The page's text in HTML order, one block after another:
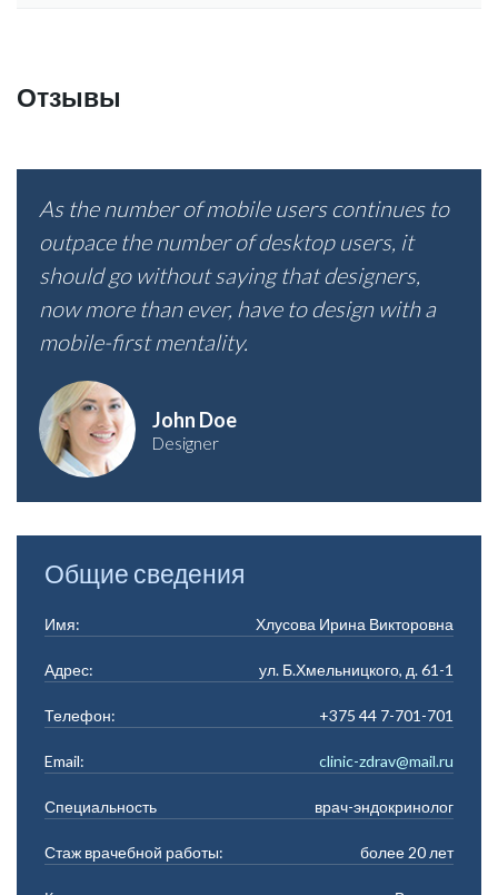
Отзывы
As the number of mobile users continues to
outpace the number of desktop users, it
should go without saying that designers,
now more than ever, have to design with a
mobile-first mentality.
John Doe
Designer
Общие сведения
Имя: Хлусова Ирина Викторовна
Адрес: ул. Б.Хмельницкого, д. 61-1
Телефон: +375 44 7-701-701
Email: clinic-zdrav@mail.ru
Специальность врач-эндокринолог
Стаж врачебной работы: более 20 лет